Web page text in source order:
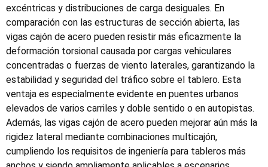
excéntricas y distribuciones de carga desiguales. En
comparación con las estructuras de sección abierta, las
vigas cajón de acero pueden resistir más eficazmente la
deformación torsional causada por cargas vehiculares
concentradas o fuerzas de viento laterales, garantizando la
estabilidad y seguridad del tráfico sobre el tablero. Esta
ventaja es especialmente evidente en puentes urbanos
elevados de varios carriles y doble sentido o en autopistas.
Además, las vigas cajón de acero pueden mejorar aún más la
rigidez lateral mediante combinaciones multicajón,
cumpliendo los requisitos de ingeniería para tableros más